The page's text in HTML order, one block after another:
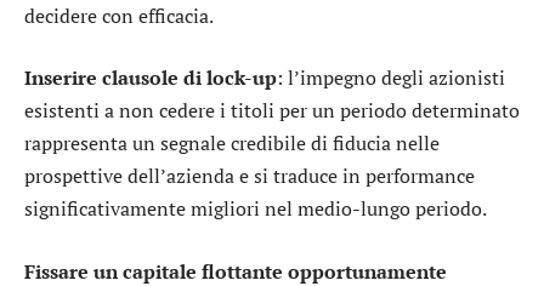
decidere con efficacia.
Inserire clausole di lock-up: l’impegno degli azionisti
esistenti a non cedere i titoli per un periodo determinato
rappresenta un segnale credibile di fiducia nelle
prospettive dell’azienda e si traduce in performance
significativamente migliori nel medio-lungo periodo.
Fissare un capitale flottante opportunamente